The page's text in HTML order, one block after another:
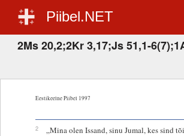
Piibel.NET
2Ms 20,2;2Kr 3,17;Js 51,1-
Eestikeelne Piibel 1997
2
„Mina olen Issand, sinu Jumal, kes sind